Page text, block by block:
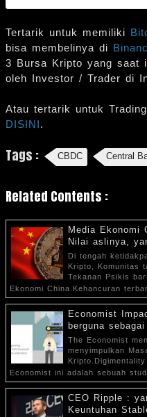
Tertarik untuk memiliki
bisa membelinya di
3 Bursa Kripto yang saat
oleh Investor / Trader di
Atau tertarik untuk
DISINI.
Tags : CBDC Central
Related Contents :
Media Ekonomi
Nilai aslinya,
Di tengah
Kripto, Komunitas
Tekanan Psikis
Ekonomi China.Kehancuran
Economist
berguna
The Economist
menyimpulkan
Economist ini adalah sebuah
CEO Ripple :
Keuntuhan